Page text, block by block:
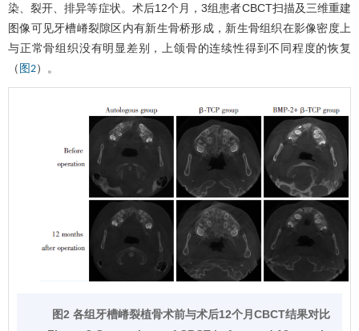
染、裂开、排异等症状。术后12个月，3组患者CBCT扫描及三维重建
图像可见牙槽嵴裂隙区内有新生骨桥形成，新生骨组织在影像密度上
与正常骨组织没有明显差别，上颌骨的连续性得到不同程度的恢复
（ 图2）。
图2 各组牙槽嵴裂植骨术前与术后12个月CBCT结果对比